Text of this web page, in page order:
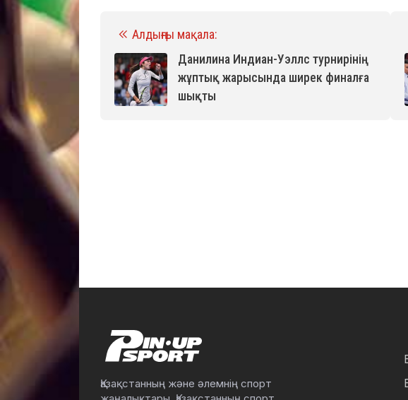
Алдыңғы мақала:
Данилина Индиан-Уэллс турнирінің
жұптық жарысында ширек финалға
шықты
Қазақстанның және әлемнің спорт